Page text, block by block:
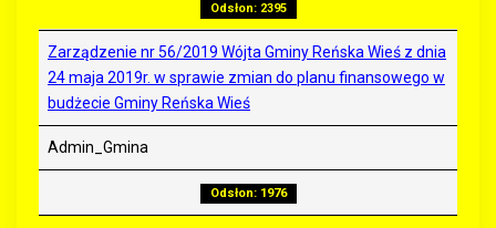
Odsłon: 2395
Zarządzenie nr 56/2019 Wójta Gminy Reńska Wieś z dnia
24 maja 2019r. w sprawie zmian do planu finansowego w
budżecie Gminy Reńska Wieś
Admin_Gmina
Odsłon: 1976